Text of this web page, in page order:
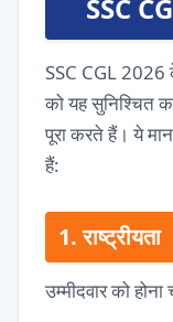
SSC
SSC CGL 2026
को यह सुनिश्चित
पूरा करते हैं। ये
हैं:
1. राष्ट्रीयता
उम्मीदवार को होना